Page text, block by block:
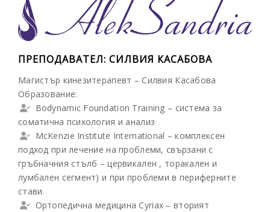
ПРЕПОДАВАТЕЛ: СИЛВИЯ КАСАБОВА
Магистър кинезитерапевт – Силвия Касабова
Образование:
Bodynamic Foundation Training – система за
соматична психология и анализ
McKenzie Institute International – комплексен
подход при лечение на проблеми, свързани с
гръбначния стълб – цервикален , торакален и
лумбален сегмент) и при проблеми в периферните
стави.
Ортопедична медицина Cyriax – вторият